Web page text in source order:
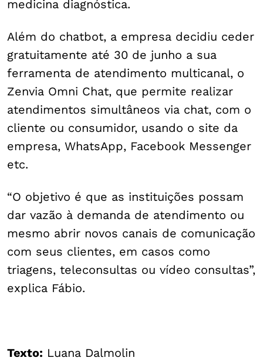
medicina diagnóstica.
Além do chatbot, a empresa decidiu ceder
gratuitamente até 30 de junho a sua
ferramenta de atendimento multicanal, o
Zenvia Omni Chat, que permite realizar
atendimentos simultâneos via chat, com o
cliente ou consumidor, usando o site da
empresa, WhatsApp, Facebook Messenger
etc.
“O objetivo é que as instituições possam
dar vazão à demanda de atendimento ou
mesmo abrir novos canais de comunicação
com seus clientes, em casos como
triagens, teleconsultas ou vídeo consultas”,
explica Fábio.
Texto: Luana Dalmolin